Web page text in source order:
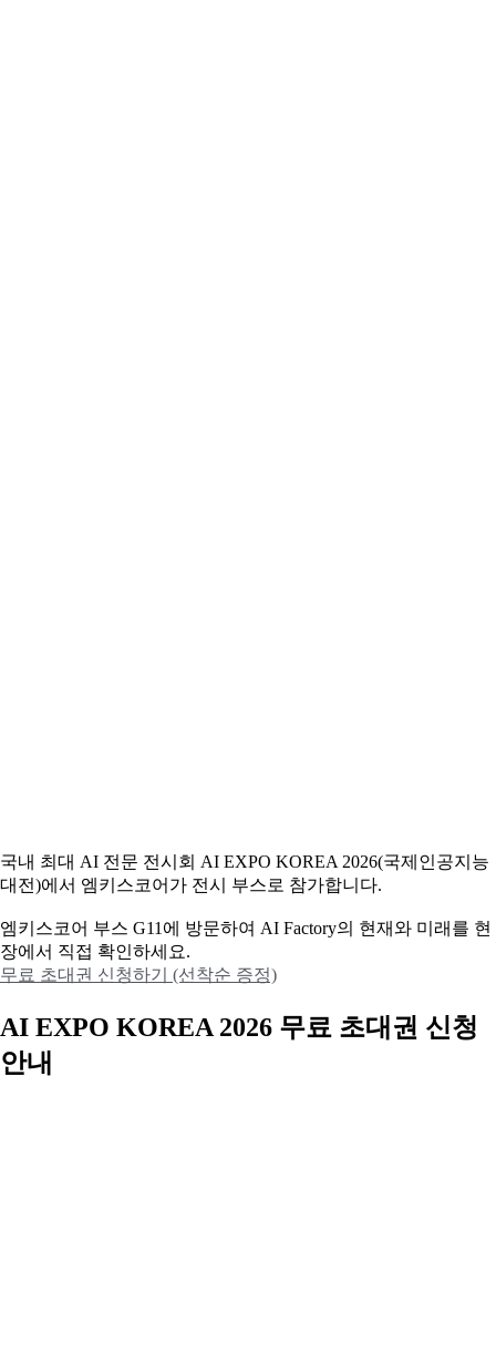
국내 최대 AI 전문 전시회 AI EXPO KOREA 2026(국제인공지능
대전)에서 엠키스코어가 전시 부스로 참가합니다.
엠키스코어 부스 G11에 방문하여 AI Factory의 현재와 미래를 현
장에서 직접 확인하세요.
무료 초대권 신청하기 (선착순 증정)
AI EXPO KOREA 2026 무료 초대권 신청
안내